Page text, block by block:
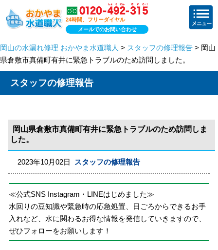
24時間、フリーダイヤル
メールでのお問い合わせ
岡山の水漏れ修理 おかやま水道職人 > スタッフの修理報告 > 岡山
県倉敷市真備町有井に緊急トラブルのため訪問しました。
スタッフの修理報告
岡山県倉敷市真備町有井に緊急トラブルのため訪問しま
した。
2023年10月02日 スタッフの修理報告
≪公式SNS Instagram・LINEはじめました≫
水回りの豆知識や緊急時の応急処置、日ごろからできるお手
入れなど、水に関わるお得な情報を発信していきますので、
ぜひフォローをお願いします！